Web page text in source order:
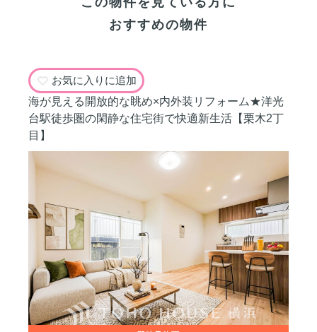
おすすめの物件
お気に入りに追加
海が見える開放的な眺め×内外装リフォーム★洋光
台駅徒歩圏の閑静な住宅街で快適新生活【栗木2丁
目】